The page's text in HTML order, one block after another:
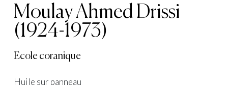
Moulay Ahmed Drissi
(1924-1973)
Ecole coranique
Huile sur panneau